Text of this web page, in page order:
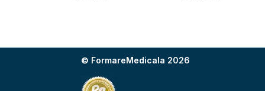
© FormareMedicala 2026